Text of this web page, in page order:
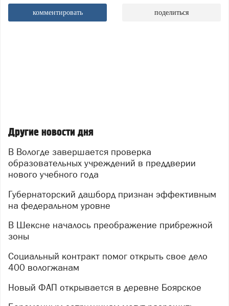
комментировать поделиться
Другие новости дня
В Вологде завершается проверка
образовательных учреждений в преддверии
нового учебного года
Губернаторский дашборд признан эффективным
на федеральном уровне
В Шексне началось преображение прибрежной
зоны
Социальный контракт помог открыть свое дело
400 вологжанам
Новый ФАП открывается в деревне Боярское